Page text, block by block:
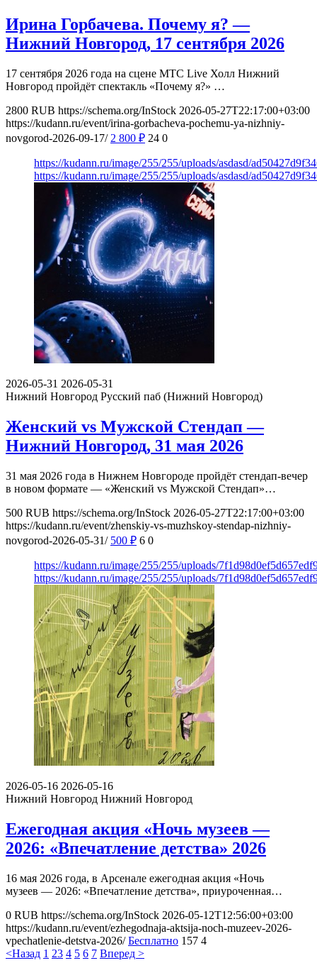
Ирина Горбачева. Почему я? —
Нижний Новгород, 17 сентября 2026
17 сентября 2026 года на сцене МТС Live Холл Нижний
Новгород пройдёт спектакль «Почему я?» …
2800 RUB https://schema.org/InStock 2026-05-27T22:17:00+03:00
https://kudann.ru/event/irina-gorbacheva-pochemu-ya-nizhniy-
novgorod-2026-09-17/ 2 800 ₽ 24 0
https://kudann.ru/image/255/255/uploads/asdasd/
https://kudann.ru/image/255/255/uploads/asdasd/
2026-05-31 2026-05-31
Нижний Новгород Русский паб (Нижний Новгород)
Женский vs Мужской Стендап —
Нижний Новгород, 31 мая 2026
31 мая 2026 года в Нижнем Новгороде пройдёт стендап-вечер
в новом формате — «Женский vs Мужской Стендап»…
500 RUB https://schema.org/InStock 2026-05-27T22:17:00+03:00
https://kudann.ru/event/zhenskiy-vs-muzhskoy-stendap-nizhniy-
novgorod-2026-05-31/ 500 ₽ 6 0
https://kudann.ru/image/255/255/uploads/
https://kudann.ru/image/255/255/uploads/
2026-05-16 2026-05-16
Нижний Новгород Нижний Новгород
Ежегодная акция «Ночь музеев —
2026: «Впечатление детства» 2026
16 мая 2026 года, в Арсенале ежегодная акция «Ночь
музеев — 2026: «Впечатление детства», приуроченная…
0 RUB https://schema.org/InStock 2026-05-12T12:56:00+03:00
https://kudann.ru/event/ezhegodnaja-aktsija-noch-muzeev-2026-
vpechatlenie-detstva-2026/ Бесплатно 157 4
<Назад 1 23 4 5 6 7 Вперед >